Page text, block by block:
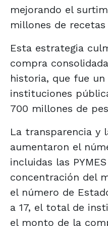
mejorando el
millones de recetas
Esta estrategia
compra
historia, que fue
instituciones
700 millones de
La transparencia y
aumentaron el
incluidas las
concentración del
el número de
a 17, el total de
el monto de la